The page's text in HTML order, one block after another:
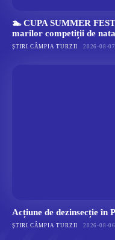
🏊 CUPA SUMMER
marilor competiții de
ȘTIRI CÂMPIA TURZII 2026-08-07
Acțiune de dezinsecție în
ȘTIRI CÂMPIA TURZII 2026-08-06